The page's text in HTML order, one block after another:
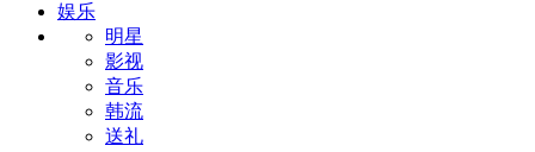
娱乐
明星
影视
音乐
韩流
送礼